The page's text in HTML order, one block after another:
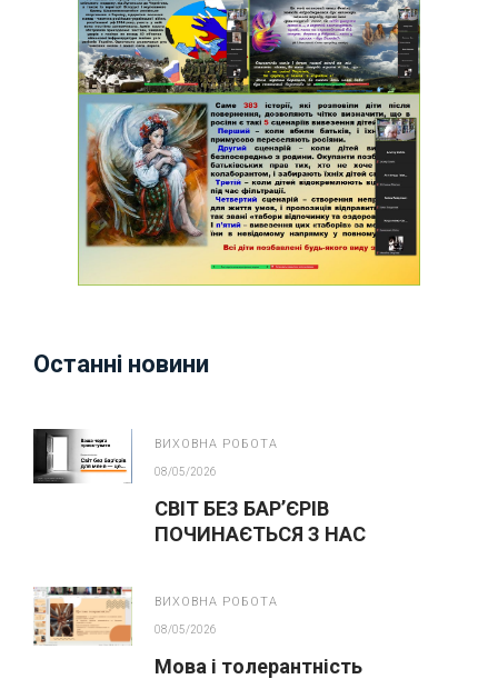
Останні новини
ВИХОВНА РОБОТА
08/05/2026
СВІТ БЕЗ БАР’ЄРІВ
ПОЧИНАЄТЬСЯ З НАС
ВИХОВНА РОБОТА
08/05/2026
Мова і толерантність